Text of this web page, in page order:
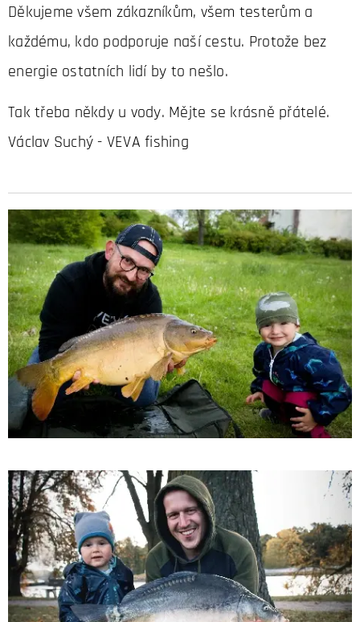
Děkujeme všem zákazníkům, všem testerům a
každému, kdo podporuje naší cestu. Protože bez
energie ostatních lidí by to nešlo.
Tak třeba někdy u vody. Mějte se krásně přátelé.
Václav Suchý - VEVA fishing